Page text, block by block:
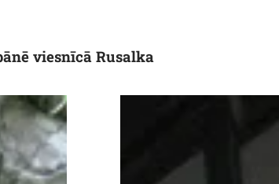
viesnīcā Rusalka